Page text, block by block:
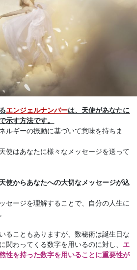
エンジェルナンバーは、天使があなたに
示す方法です。
ルギーの振動に基づいて意味を持ちま
使はあなたに様々なメッセージを送って
使からあなたへの大切なメッセージが込
セージを理解することで、自分の人生に
ることもありますが、数秘術は誕生日な
関わってくる数字を用いるのに対し、 エ
性を持った数字を用いることに重要性が